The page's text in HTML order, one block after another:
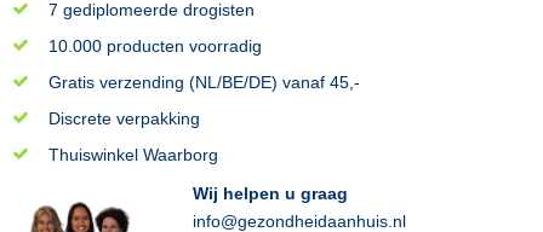
7 gediplomeerde drogisten
10.000 producten voorradig
Gratis verzending (NL/BE/DE) vanaf 45,-
Discrete verpakking
Thuiswinkel Waarborg
Wij helpen u graag
info@gezondheidaanhuis.nl